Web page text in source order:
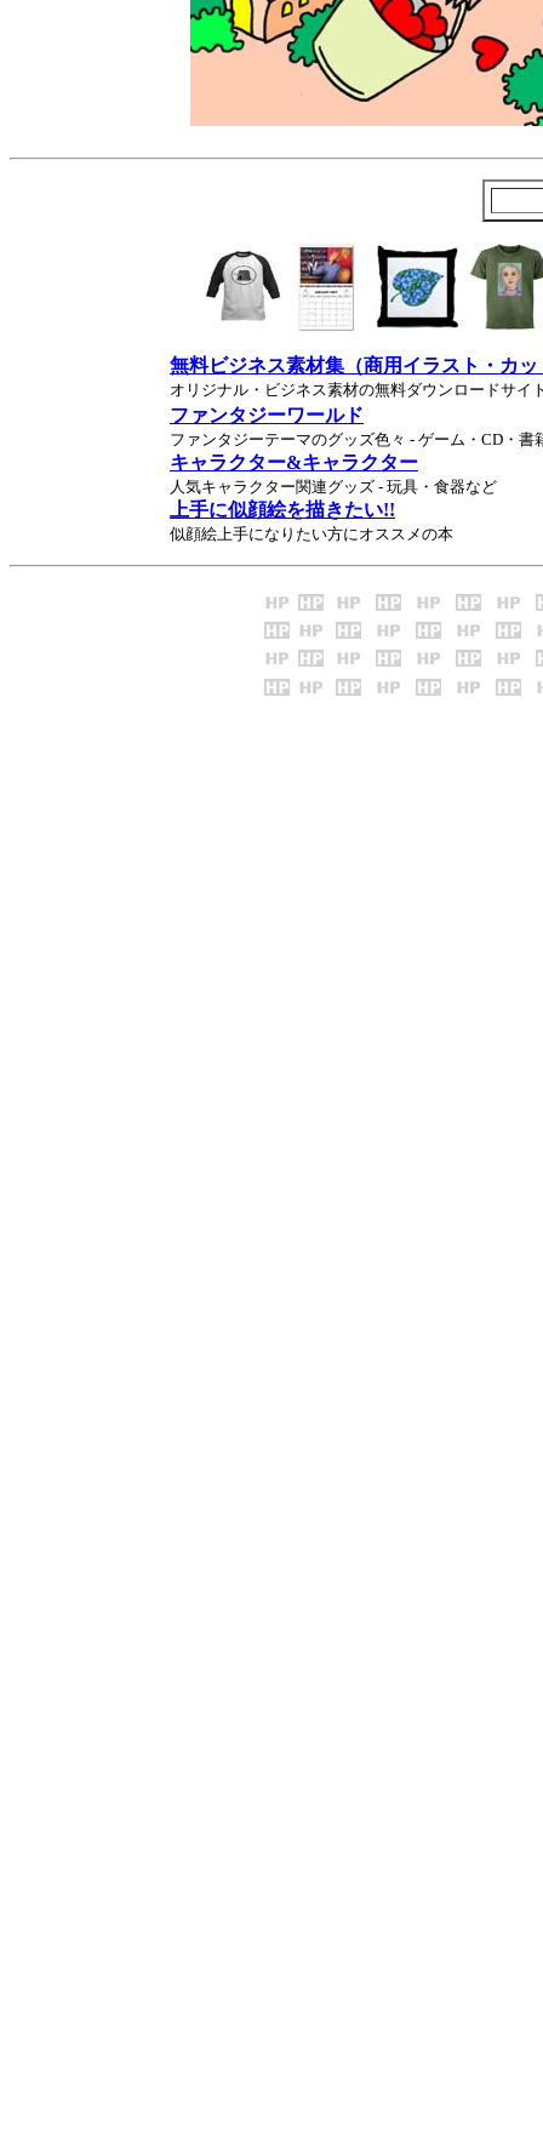
無料ビジネス素材集（商用イラスト・カッ
オリジナル・ビジネス素材の無料ダウンロードサイ
ファンタジーワールド
ファンタジーテーマのグッズ色々 - ゲーム・CD・書
キャラクター&キャラクター
人気キャラクター関連グッズ - 玩具・食器など
上手に似顔絵を描きたい!!
似顔絵上手になりたい方にオススメの本